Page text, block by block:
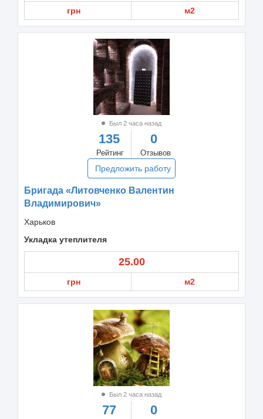
грн м2
Был 2 часа назад
135
Рейтинг
0
Отзывов
Предложить работу
Бригада «Литовченко Валентин
Владимирович»
Харьков
Укладка утеплителя
25.00
грн м2
Был 2 часа назад
77 0